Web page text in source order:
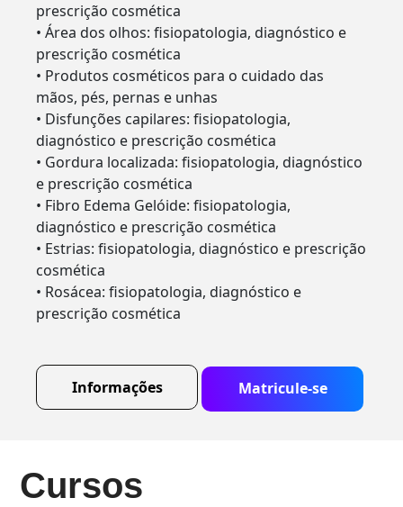
prescrição cosmética
• Área dos olhos: fisiopatologia, diagnóstico e
prescrição cosmética
• Produtos cosméticos para o cuidado das
mãos, pés, pernas e unhas
• Disfunções capilares: fisiopatologia,
diagnóstico e prescrição cosmética
• Gordura localizada: fisiopatologia, diagnóstico
e prescrição cosmética
• Fibro Edema Gelóide: fisiopatologia,
diagnóstico e prescrição cosmética
• Estrias: fisiopatologia, diagnóstico e prescrição
cosmética
• Rosácea: fisiopatologia, diagnóstico e
prescrição cosmética
Informações Matricule-se
Cursos